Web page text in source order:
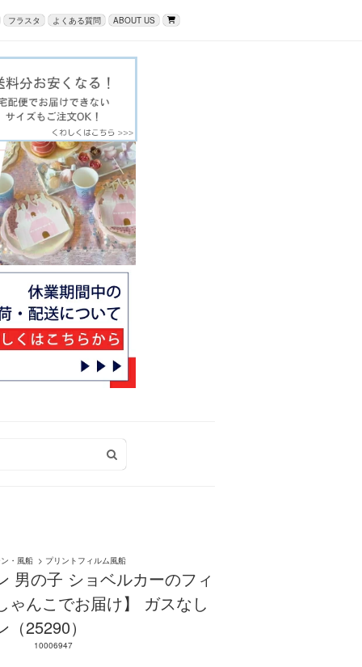
フラスタ よくある質問 ABOUT US
・風船 > プリントフィルム風船
男の子 ショベルカーのフィ
ゃんこでお届け】 ガスなし
25290）
10006947